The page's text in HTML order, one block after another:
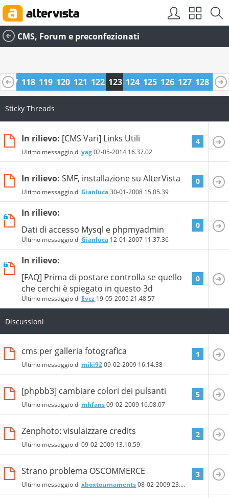
CMS, Forum e preconfezionati
117 118 119 120 121 122 123 124 125 126 127 128 129
Sticky Threads
In rilievo: [CMS Vari] Links Utili
Ultimo messaggio di yag02-05-2014 16.37.02
4
In rilievo: SMF, installazione su AlterVista
Ultimo messaggio di Gianluca30-01-2008 15.05.39
0
In rilievo:
Dati di accesso Mysql e phpmyadmin
Ultimo messaggio di Gianluca 12-01-2007 11.37.36
0
In rilievo:
[FAQ] Prima di postare controlla se quello
che cerchi è spiegato in questo 3d
Ultimo messaggio di Evcz 19-05-2005 21.48.57
0
Discussioni
cms per galleria fotografica
Ultimo messaggio di miki9209-02-2009 16.14.38
1
[phpbb3] cambiare colori dei pulsanti
Ultimo messaggio di mhfans09-02-2009 16.08.07
5
Zenphoto: visulaizzare credits
Ultimo messaggio di 09-02-2009 13.10.59
2
Strano problema OSCOMMERCE
Ultimo messaggio di xboxtournaments08-02-200923.55.02
3